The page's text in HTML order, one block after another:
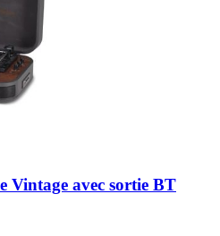
Vintage avec sortie BT